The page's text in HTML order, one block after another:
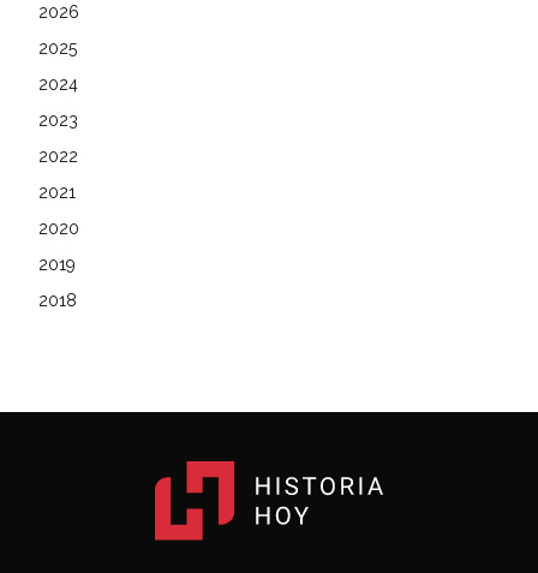
2026
2025
2024
2023
2022
2021
2020
2019
2018